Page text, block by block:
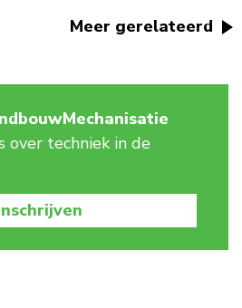
Meer gerelateerd
over techniek in de